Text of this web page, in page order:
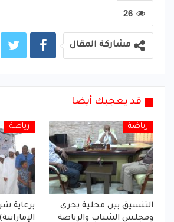
26
مشاركة المقال
قد يعجبك أيضا
رياضة
التنسيق بين محلية بحري
ومجلس الشباب والرياضة
رياضة
برعاية